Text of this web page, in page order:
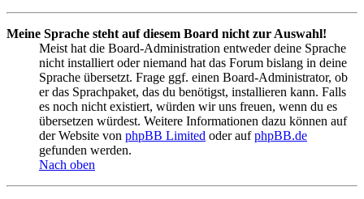
Meine Sprache steht auf diesem Board nicht zur Auswahl!
Meist hat die Board-Administration entweder deine Sprache
nicht installiert oder niemand hat das Forum bislang in deine
Sprache übersetzt. Frage ggf. einen Board-Administrator, ob
er das Sprachpaket, das du benötigst, installieren kann. Falls
es noch nicht existiert, würden wir uns freuen, wenn du es
übersetzen würdest. Weitere Informationen dazu können auf
der Website von phpBB Limited oder aufphpBB.de
gefunden werden.
Nach oben